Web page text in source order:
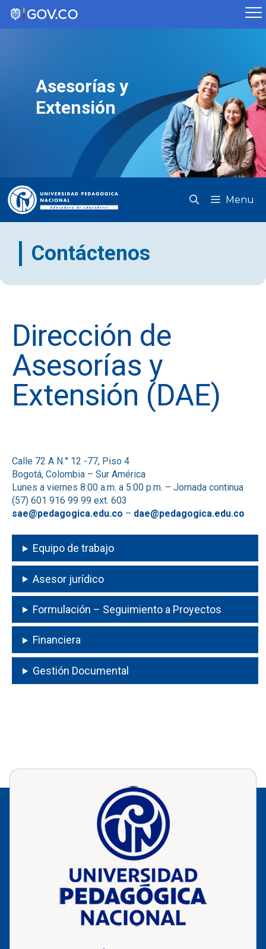
Saltar
contenido
Asesorías y
Extensión
Menu
Contáctenos
Dirección de
Asesorías y
Extensión (DAE)
Calle 72 A N.° 12 -77, Piso 4
Bogotá, Colombia – Sur América
Lunes a viernes 8:00 a.m. a 5:00 p.m. – Jornada continua
(57) 601 916 99 99 ext. 603
sae@pedagogica.edu.co – dae@pedagogica.edu.co
Equipo de trabajo
Asesor jurídico
Formulación – Seguimiento a Proyectos
Financiera
Gestión Documental